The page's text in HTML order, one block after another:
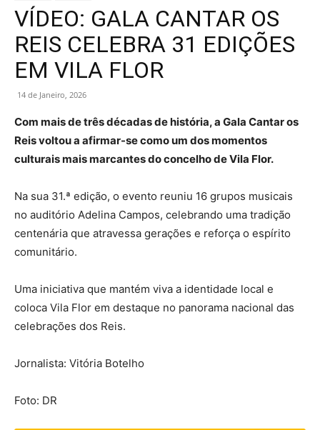
VÍDEO: GALA CANTAR OS
REIS CELEBRA 31 EDIÇÕES
EM VILA FLOR
14 de Janeiro, 2026
Com mais de três décadas de história, a Gala Cantar os
Reis voltou a afirmar-se como um dos momentos
culturais mais marcantes do concelho de Vila Flor.
Na sua 31.ª edição, o evento reuniu 16 grupos musicais
no auditório Adelina Campos, celebrando uma tradição
centenária que atravessa gerações e reforça o espírito
comunitário.
Uma iniciativa que mantém viva a identidade local e
coloca Vila Flor em destaque no panorama nacional das
celebrações dos Reis.
Jornalista: Vitória Botelho
Foto: DR